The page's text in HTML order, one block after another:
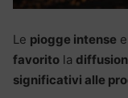
Le piogge intense
favorito la
significativi alle